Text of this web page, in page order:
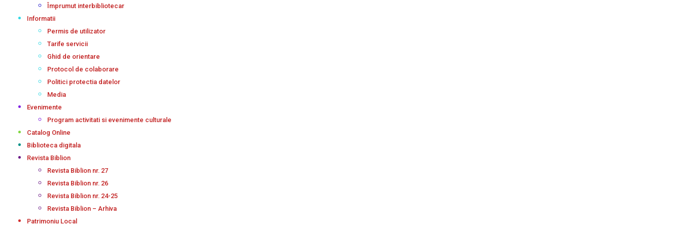
Împrumut interbibliotecar
Informatii
Permis de utilizator
Tarife servicii
Ghid de orientare
Protocol de colaborare
Politici protectia datelor
Media
Evenimente
Program activitati si evenimente culturale
Catalog Online
Biblioteca digitala
Revista Biblion
Revista Biblion nr. 27
Revista Biblion nr. 26
Revista Biblion nr. 24-25
Revista Biblion – Arhiva
Patrimoniu Local